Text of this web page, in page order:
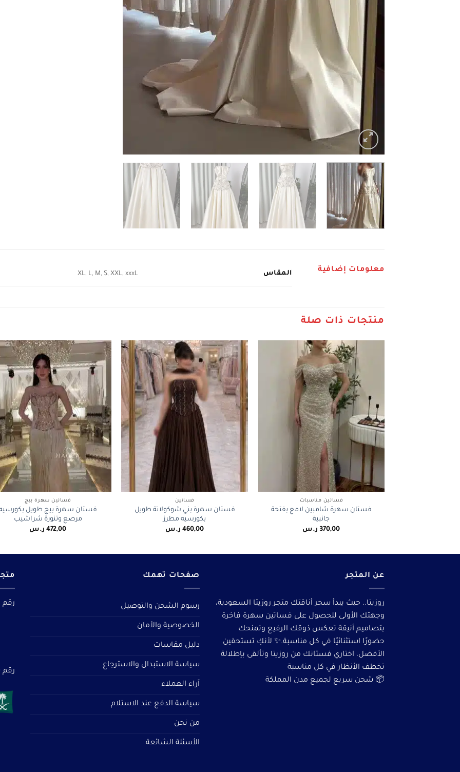
معلومات إضافية المقاس XL, L, M, S, XXL, xxxL
منتجات ذات صلة
فساتين مناسبات
فستان سهرة شامبين لامع بفتحة
جانبية
370,00 ر.س
فساتين
فستان سهرة بني شوكولاتة طويل
بكورسيه مطرز
460,00 ر.س
فساتين سهرة بيج
فستان سهرة بيج طويل
مرصع وتنورة شراشيب
472,00 ر.س
عن المتجر
روزيتا.. حيث يبدأ سحر أناقتك متجر روزيتا السعودية،
وجهتك الأولى للحصول على فساتين سهرة فاخرة
بتصاميم أنيقة تعكس ذوقك الرفيع وتمنحك
حضورًا استثنائيًا في كل مناسبة.✨ لأنكِ تستحقين
الأفضل، اختاري فستانك من روزيتا وتألقى بإطلالة
تخطف الأنظار في كل مناسبة
📦 شحن سريع لجميع مدن المملكة
صفحات تهمك
رسوم الشحن والتوصيل
الخصوصية والأمان
دليل مقاسات
سياسة الاستبدال والاسترجاع
آراء العملاء
سياسة الدفع عند الاستلام
من نحن
الأسئلة الشائعة
رقم
رقم سجل